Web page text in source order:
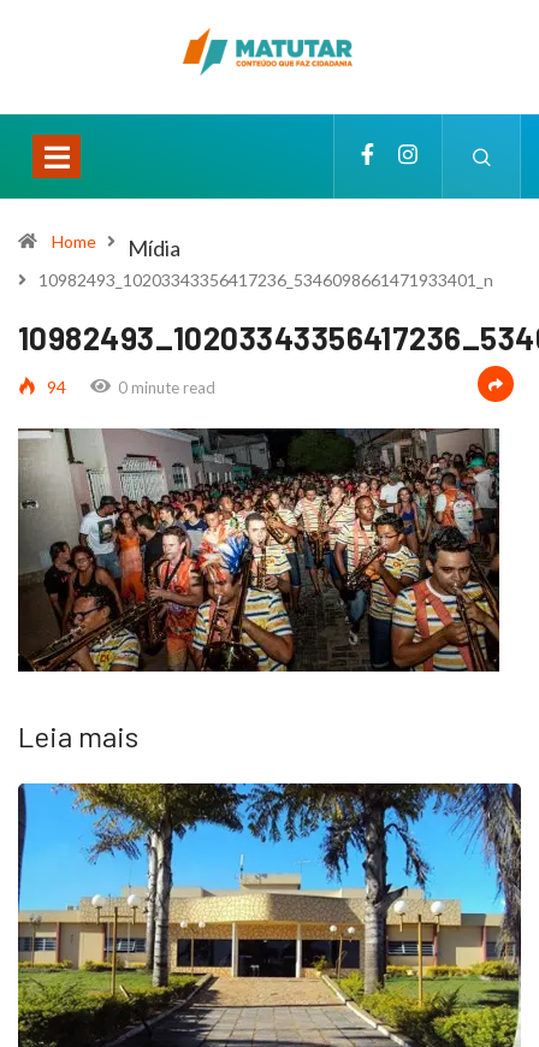
Home Mídia
10982493_10203343356417236_5346098661471933401_n
94 0 minute read
Leia mais